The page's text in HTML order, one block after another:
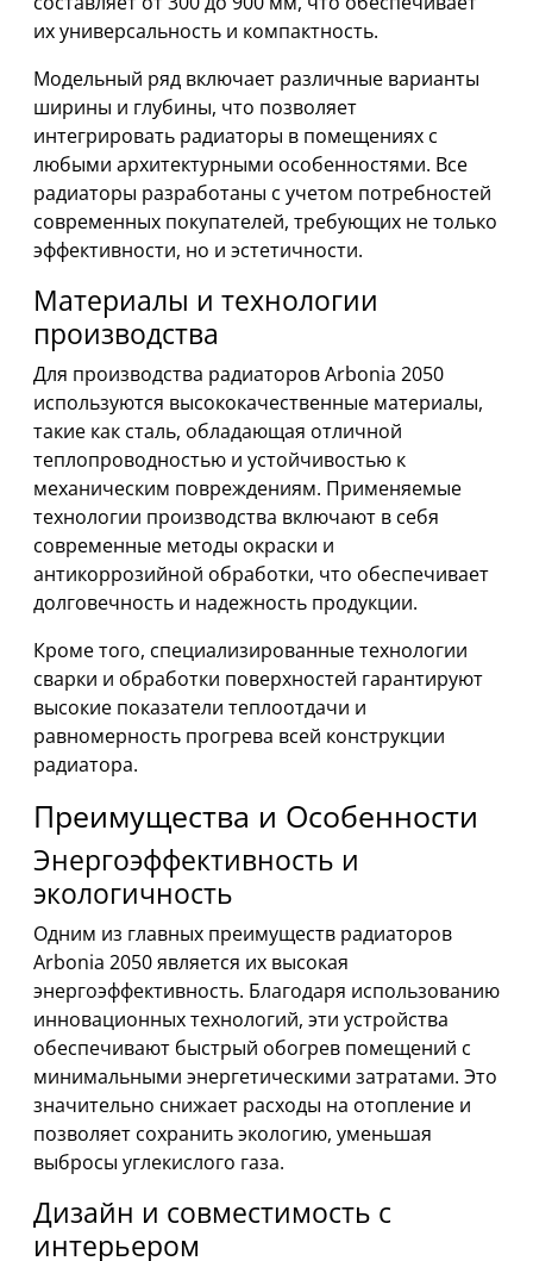
их универсальность и компактность.
Модельный ряд включает различные варианты
ширины и глубины, что позволяет
интегрировать радиаторы в помещениях с
любыми архитектурными особенностями. Все
радиаторы разработаны с учетом потребностей
современных покупателей, требующих не только
эффективности, но и эстетичности.
Материалы и технологии
производства
Для производства радиаторов Arbonia 2050
используются высококачественные материалы,
такие как сталь, обладающая отличной
теплопроводностью и устойчивостью к
механическим повреждениям. Применяемые
технологии производства включают в себя
современные методы окраски и
антикоррозийной обработки, что обеспечивает
долговечность и надежность продукции.
Кроме того, специализированные технологии
сварки и обработки поверхностей гарантируют
высокие показатели теплоотдачи и
равномерность прогрева всей конструкции
радиатора.
Преимущества и Особенности
Энергоэффективность и
экологичность
Одним из главных преимуществ радиаторов
Arbonia 2050 является их высокая
энергоэффективность. Благодаря использованию
инновационных технологий, эти устройства
обеспечивают быстрый обогрев помещений с
минимальными энергетическими затратами. Это
значительно снижает расходы на отопление и
позволяет сохранить экологию, уменьшая
выбросы углекислого газа.
Дизайн и совместимость с
интерьером